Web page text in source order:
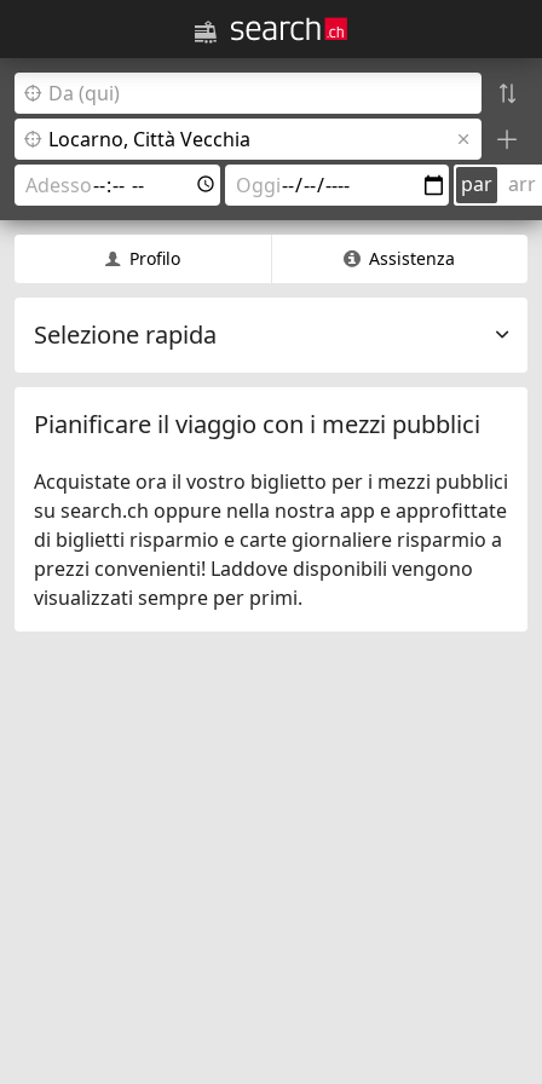
par arr
Profilo Assistenza
Selezione rapida
Pianificare il viaggio con i mezzi pubblici
Acquistate ora il vostro biglietto per i mezzi pubblici
su search.ch oppure nella nostra app e approfittate
di biglietti risparmio e carte giornaliere risparmio a
prezzi convenienti! Laddove disponibili vengono
visualizzati sempre per primi.